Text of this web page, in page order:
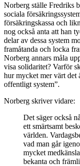
Norberg ställe Fredriks
sociala
försäkringskassa och
nog också anta att han
delar av dessa system
framåtanda och locka
Norberg annars måla
visa solidaritet? Varför
hur mycket mer värt det
offentligt system”.
Norberg skriver vidare:
Det säger också
ett smärtsamt
världen.
vad man går
mycket
bekanta och